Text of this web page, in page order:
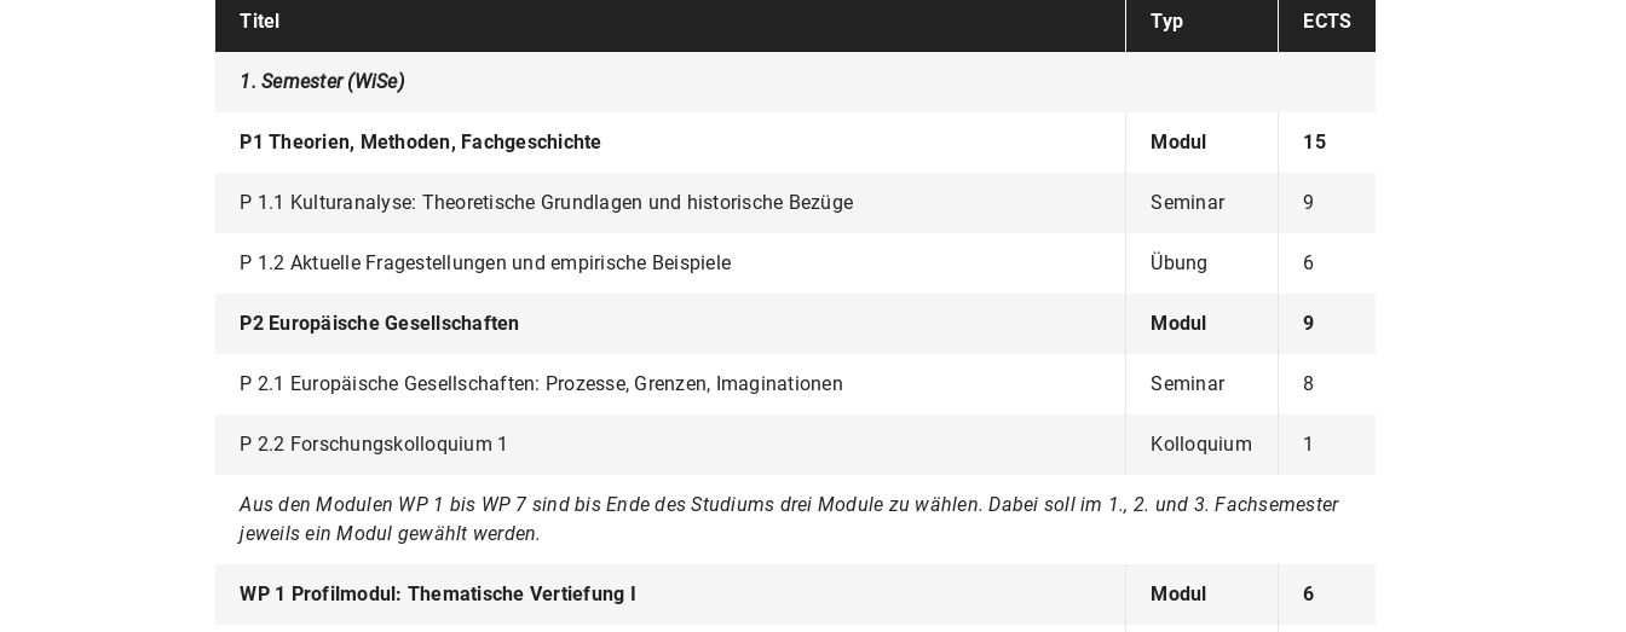
Titel Typ ECTS
1. Semester (WiSe)
P1 Theorien, Methoden, Fachgeschichte Modul 15
P 1.1 Kulturanalyse: Theoretische Grundlagen und historische Bezüge Seminar 9
P 1.2 Aktuelle Fragestellungen und empirische Beispiele Übung 6
P2 Europäische Gesellschaften Modul 9
P 2.1 Europäische Gesellschaften: Prozesse, Grenzen, Imaginationen Seminar 8
P 2.2 Forschungskolloquium 1 Kolloquium 1
Aus den Modulen WP 1 bis WP 7 sind bis Ende des Studiums drei Module zu wählen. Dabei soll im 1., 2. und 3. Fachsemester
jeweils ein Modul gewählt werden.
WP 1 Profilmodul: Thematische Vertiefung I Modul 6